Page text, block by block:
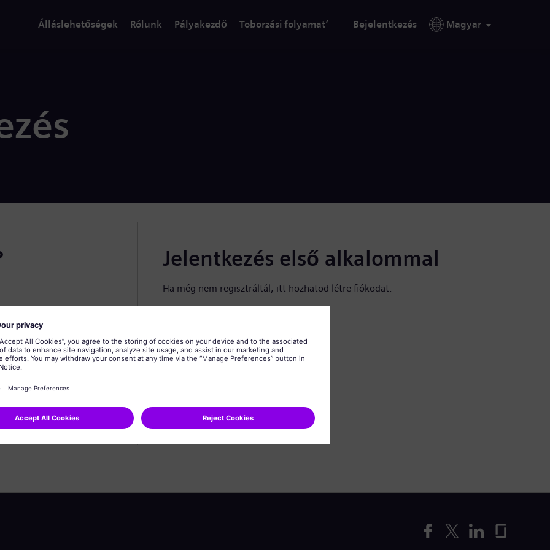
Álláslehetőségek Rólunk Pályakezdő Toborzási folyamat’ Bejelentkezés Magyar
Jelentkezés első alkalommal
Ha még nem regisztráltál, itt hozhatod létre fiókodat.